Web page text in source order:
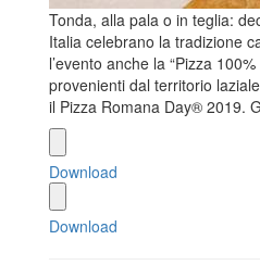
Tonda, alla pala o in teglia:
Italia celebrano la tradizione
l’evento anche la “Pizza
provenienti dal territorio
il Pizza Romana Day® 2019.
Download
Download